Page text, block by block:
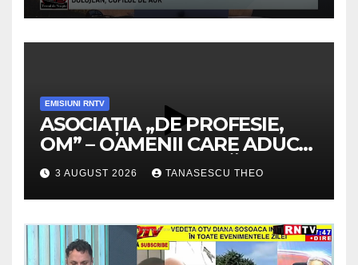
EMISIUNI RNTV
ASOCIAȚIA „DE PROFESIE,
OM” – OAMENII CARE ADUC
VALOARE COMUNITĂȚII /
SECRETELE SUCCESULUI
/VIDEO
3 AUGUST 2026 TANASESCU THEO